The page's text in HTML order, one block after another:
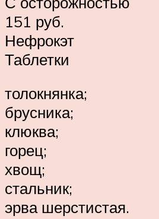
151 руб.
Нефрокэт
Таблетки
толокнянка;
брусника;
клюква;
горец;
хвощ;
стальник;
эрва шерстистая.